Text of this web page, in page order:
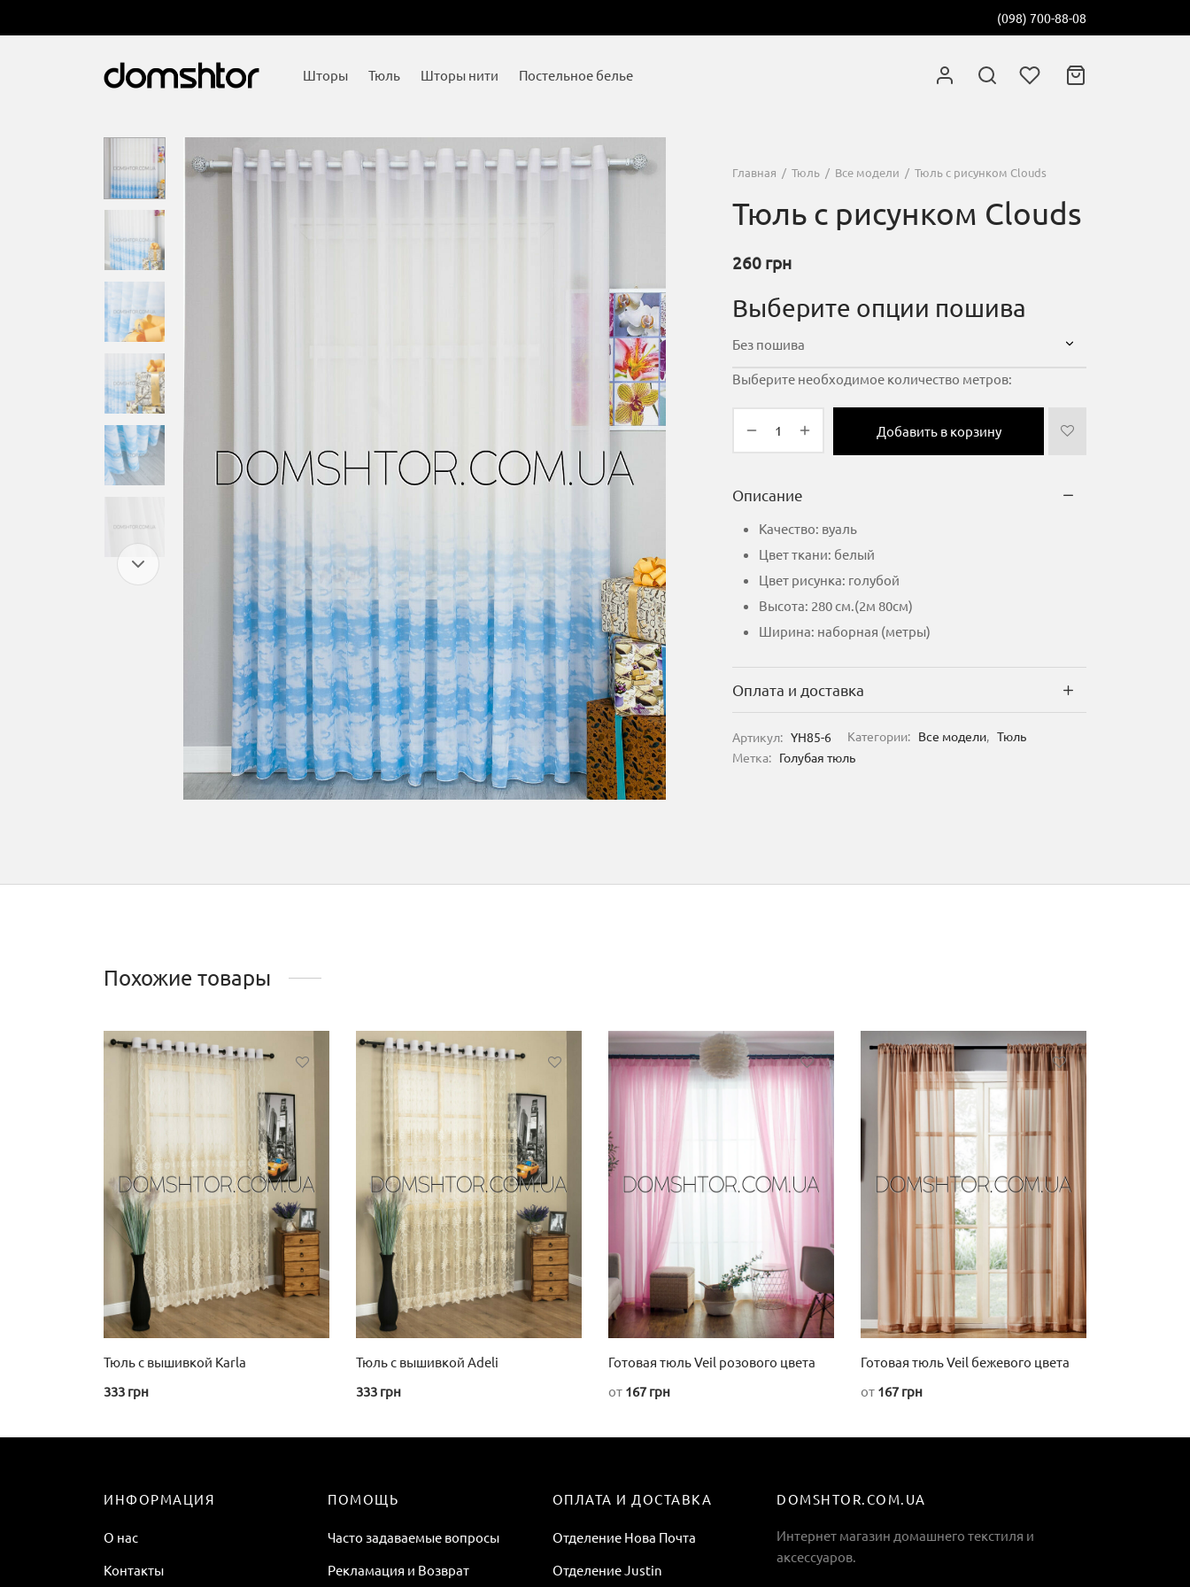
(098) 700-88-08
Шторы Тюль Шторы нити Постельное белье
Главная / Тюль / Все модели / Тюль с рисунком Сlouds
Тюль с рисунком Сlouds
260 грн
Выберите опции пошива
Выберите необходимое количество метров:
Добавить в корзину
Описание
Качество: вуаль
Цвет ткани: белый
Цвет рисунка: голубой
Высота: 280 см.(2м 80см)
Ширина: наборная (метры)
Оплата и доставка
Артикул: YH85-6 Категории: Все модели, Тюль
Метка: Голубая тюль
Похожие товары
Тюль с вышивкой Karla
333 грн
Тюль с вышивкой Adeli
333 грн
Этот
вариаций.
выбрать
на
странице
товара.
Готовая тюль Veil розового цвета
от 167грн
вариаций.
можно
на
товар
имеет
вариаций.
Опции
можно
выбрать
на
странице
товара.
Готовая тюль Veil бежевого цвета
от 167грн
вариаций.
можно
DOMSHTOR.COM.UA
Интернет магазин домашнего текстиля и
аксессуаров.
ПОМОЩЬ
Часто задаваемые вопросы
Рекламация и Возврат
ОПЛАТА И ДОСТАВКА
Отделение Нова Почта
Отделение Justin
ИНФОРМАЦИЯ
О нас
Контакты